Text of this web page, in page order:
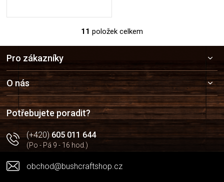
O
v
d
a
c
í
p
r
k
y
ý
11 položek celkem
a
t
í
Pro zákazníky
O nás
Potřebujete poradit?
(+420)605 011 644
(Po - Pá 9 - 16 hod.)
obchod@bushcraftshop.cz